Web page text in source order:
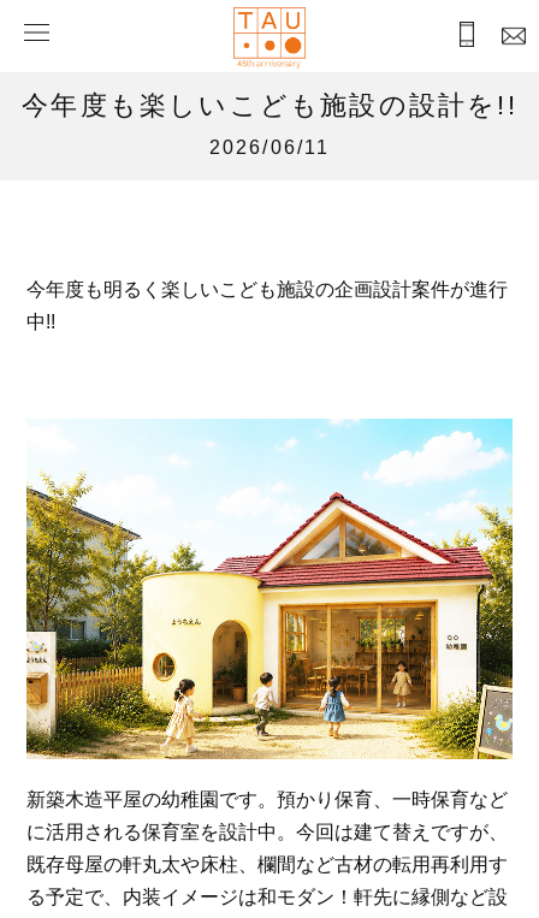
今年度も楽しいこども施設の設計を!!
2026/06/11
今年度も明るく楽しいこども施設の企画設計案件が進行
中!!
新築木造平屋の幼稚園です。預かり保育、一時保育など
に活用される保育室を設計中。今回は建て替えですが、
既存母屋の軒丸太や床柱、欄間など古材の転用再利用す
る予定で、内装イメージは和モダン！軒先に縁側など設